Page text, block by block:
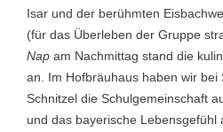
Isar und der berühmten
(für das Überleben der Gruppe
Napam Nachmittag stand die
an. Im Hofbräuhaus haben wir bei
Schnitzel die Schulgemeinschaft
und das bayerische Lebensgefühl